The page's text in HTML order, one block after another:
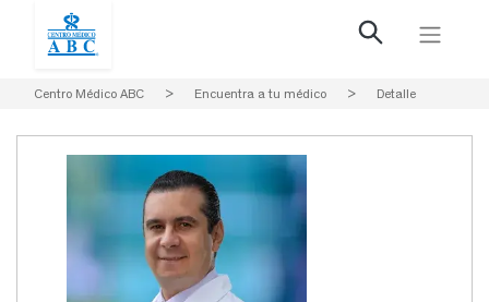
Centro Médico ABC > Encuentra a tu médico > Detalle